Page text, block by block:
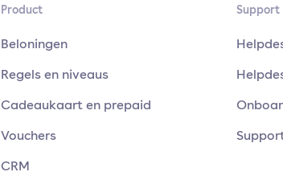
Product
Beloningen
Regels en niveaus
Cadeaukaart en prepaid
Vouchers
CRM
Support